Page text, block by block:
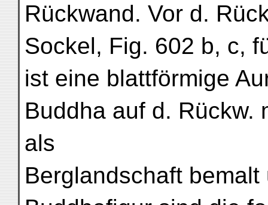
Rückwand. Vor d.
Sockel, Fig. 602 b, c,
ist eine blattförmige
Buddha auf d. Rückw.
als
Berglandschaft